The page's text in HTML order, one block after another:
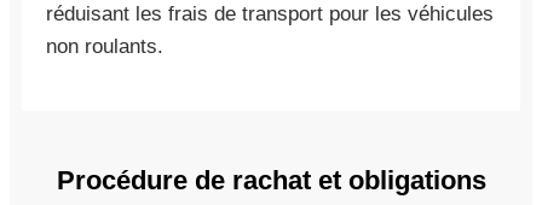
réduisant les frais de transport pour les véhicules
non roulants.
Procédure de rachat et obligations